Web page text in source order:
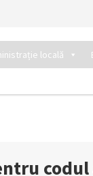
locală